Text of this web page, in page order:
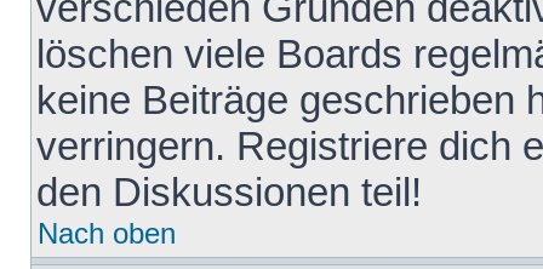
löschen viele Boards
keine Beiträge geschrieben
verringern. Registriere dich
den Diskussionen teil!
Nach oben